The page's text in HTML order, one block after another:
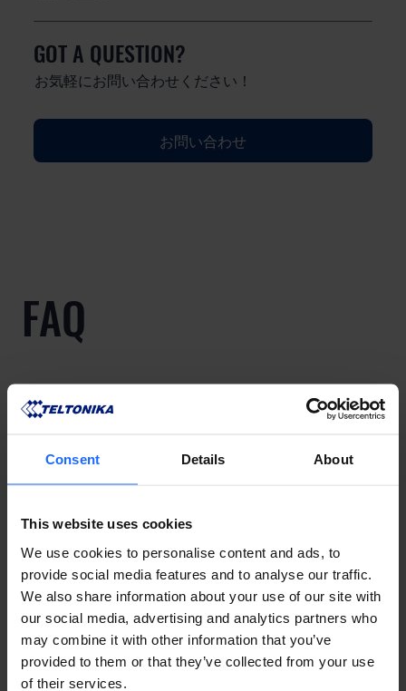
Consent Details About
This website uses cookies
We use cookies to personalise content and ads, to
provide social media features and to analyse our traffic.
We also share information about your use of our site with
our social media, advertising and analytics partners who
may combine it with other information that you’ve
provided to them or that they’ve collected from your use
of their services.
GOT A QUESTION?
お気軽にお問い合わせください！
お問い合わせ
FAQ
Lorem Ipsum is
simply dummy text
of the printing and
typesetting
industry